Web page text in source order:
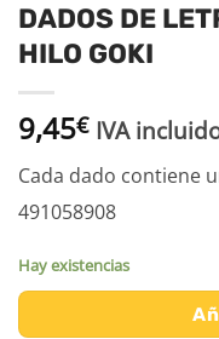
DADOS DE
HILO GOKI
9,45€ IVA
Cada dado contiene
491058908
Hay existencias